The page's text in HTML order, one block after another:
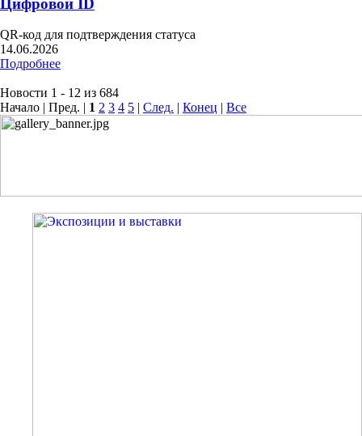
QR-код для подтверждения статуса
14.06.2026
Подробнее
Новости 1 - 12 из 684
Начало | Пред. | 1 2 3 4 5 | След. | Конец | Все